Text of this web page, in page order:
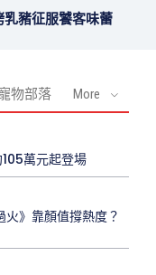
豬征服饕客味蕾
物部落 More
萬元起登場
》靠顏值撐熱度？